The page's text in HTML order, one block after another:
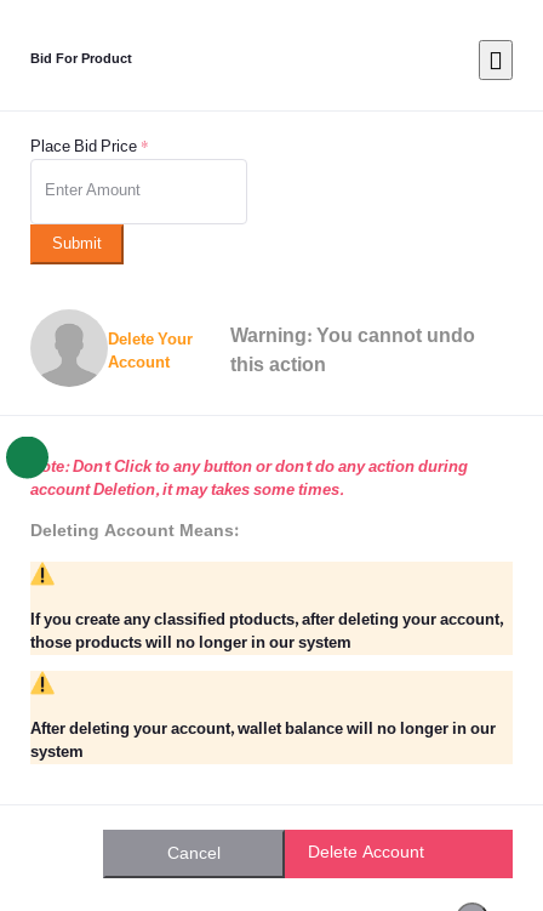
Bid For Product
Place Bid Price *
Submit
Delete Your
Account
Warning: You cannot undo
this action
Note: Don't Click to any button or don't do any action during
account Deletion, it may takes some times.
Deleting Account Means:
If you create any classified ptoducts, after deleting your account,
those products will no longer in our system
After deleting your account, wallet balance will no longer in our
system
Cancel Delete Account